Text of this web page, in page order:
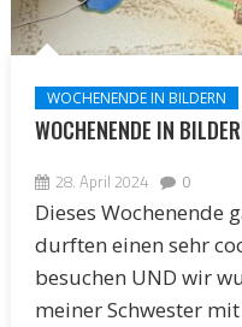
WOCHENENDE IN BILDERN
WOCHENENDE IN
28. April 2024 0
Dieses Wochenende
durften einen sehr
besuchen UND wir
meiner Schwester